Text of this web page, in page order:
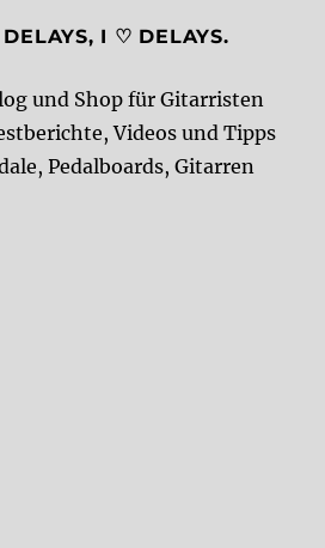
I ♡ DELAYS.
und Shop für Gitarristen
Videos und Tipps
Pedalboards, Gitarren